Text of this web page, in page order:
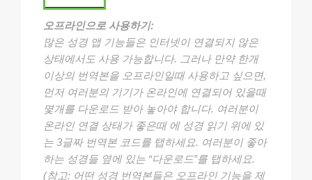
오프라인으로 사용하기:
많은 성경 앱 기능들은 인터넷이 연결되지 않은
상태에서도 사용 가능합니다. 그러나 만약 한개
이상의 번역본을 오프라인일때 사용하고 싶으면,
먼저 여러분의 기기가 온라인에 연결되어 있을때
몇개를 다운로드 받아 놓아야 합니다. 여러분이
온라인 연결 상태가 좋은때 에 성경 읽기 위에 있
는 3글짜 번역본 코드를 탭하세요. 여러분이 좋아
하는 성경들 옆에 있는 “다운로드”를 탭하세요.
(참고: 어떤 성경 번역본들은 오프라인 기능을 제